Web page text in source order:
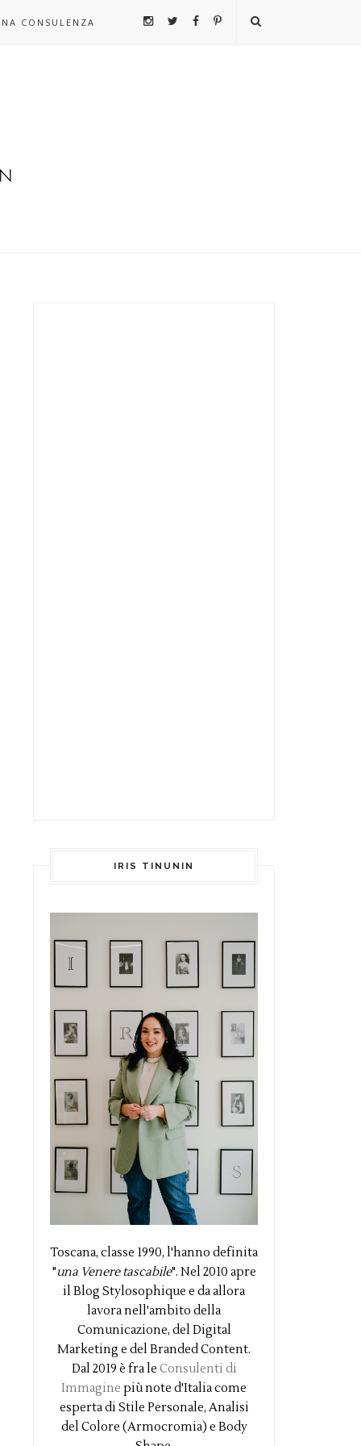
CONSULENZA
IRIS TINUNIN
Toscana, classe 1990, l'hanno definita
"una Venere tascabile". Nel 2010 apre
il Blog Stylosophique e da allora
lavora nell'ambito della
Comunicazione, del Digital
Marketing e del Branded Content.
Dal 2019 è fra le Consulenti di
Immagine più note d'Italia come
esperta di Stile Personale, Analisi
del Colore (Armocromia) e Body